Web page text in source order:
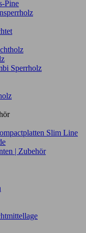
Pine
Sperrholz
Slim Line
| Zubehör